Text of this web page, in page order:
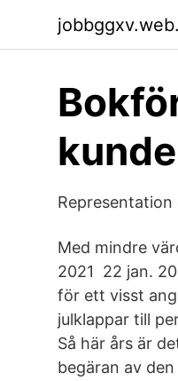
Med mindre
2021 22 jan.
för ett visst
julklappar till
Så här års är
begäran av